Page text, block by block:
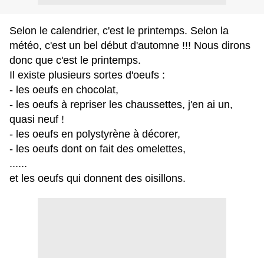
Selon le calendrier, c'est le printemps. Selon la
météo, c'est un bel début d'automne !!! Nous dirons
donc que c'est le printemps.
Il existe plusieurs sortes d'oeufs :
- les oeufs en chocolat,
- les oeufs à repriser les chaussettes, j'en ai un,
quasi neuf !
- les oeufs en polystyrène à décorer,
- les oeufs dont on fait des omelettes,
......
et les oeufs qui donnent des oisillons.